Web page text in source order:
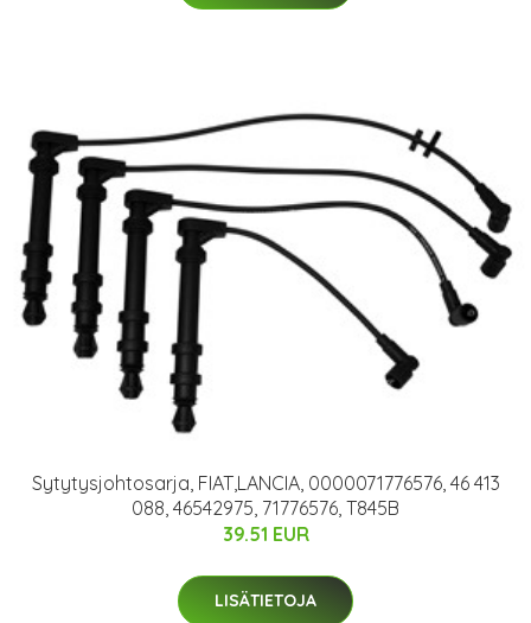
Sytytysjohtosarja, FIAT,LANCIA, 0000071776576, 46 413
088, 46542975, 71776576, T845B
39.51 EUR
LISÄTIETOJA